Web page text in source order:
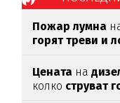
Пожар лумна
горят треви и
Цената на
колко струват